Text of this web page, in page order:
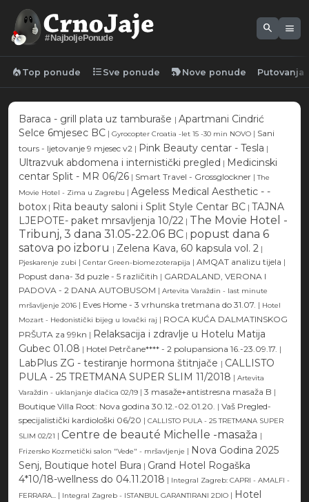
#NajboljePonude
search menu
local_fire_department Top ponude format_list_bulleted Sve ponude new_label Nove ponude Putovanja
Baraca - grill plata uz tamburaše | Apartmani Cindrić
Selce 6mjesec BC | Gyrocopter Croatia -let 15 -30 min NOVO | Sani
tours - ljetovanje 9 mjesec v2 | Pink Beauty centar - Tesla |
Ultrazvuk abdomena i internistički pregled | Medicinski
centar Split - MR 06/26 | Smart Travel - Grossglockner | The
Movie Hotel - Zima u Zagrebu | Ageless Medical Aesthetic - -
botox | Rita beauty saloni i Split Style Centar BC | TAJNA
LJEPOTE- paket mrsavljenja 10/22 | The Movie Hotel -
Tribunj, 3 dana 31.05-22.06 BC | popust dana 6
satova po izboru | Zelena Kava, 60 kapsula vol. 2 |
Pjeskarenje zubi | Centar Green-biomezoterapija | AMQAT analizu tijela |
Popust dana- 3d puzle - 5 različitih | GARDALAND, VERONA I
PADOVA - 2 DANA AUTOBUSOM | Artevita Varaždin - last minute
mršavljenje 2016 | Eves Home - 3 vrhunska tretmana do 31.07. | Hotel
Mozart - Hedonistički bijeg u lovački raj | ROCA KUĆA DALMATINSKOG
PRŠUTA za 99kn | Relaksacija i zdravlje u Hotelu Matija
Gubec 01.08 | Hotel Petrčane**** - 2 polupansiona 16.-23.09.17. |
LabPlus ZG - testiranje hormona štitnjače | CALLISTO
PULA - 25 TRETMANA SUPER SLIM 11/2018 | Artevita
Varaždin - uklanjanje dlačica 02/19 | 3 masaže+antistresna masaža B |
Boutique Villa Root: Nova godina 30.12.-02.01.20. | Vaš Pregled-
specijalistički kardiološki 06/20 | CALLISTO PULA - 25 TRETMANA SUPER
SLIM 02/21 | Centre de beauté Michelle -masaža |
Frizersko Kozmetički salon "Vede" - mršavljenje | Nova Godina 2025
Senj, Boutique hotel Bura | Grand Hotel Rogaška
4*10/18-wellness do 04.11.2018 | Integral Zagreb: CAPRI - AMALFI -
FERRARA... | Integral Zagreb - ISTANBUL GARANTIRANI 2DIO | Hotel